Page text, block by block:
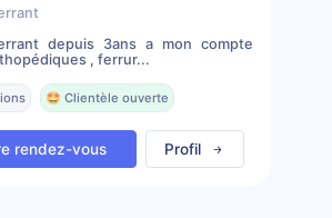
depuis 3ans a mon compte
, ferrur...
🤩 Clientèle ouverte
rendez-vous Profil